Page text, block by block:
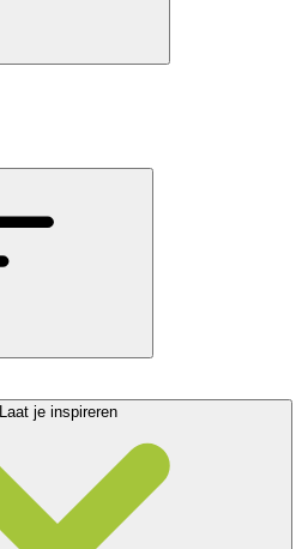
Laat je inspireren